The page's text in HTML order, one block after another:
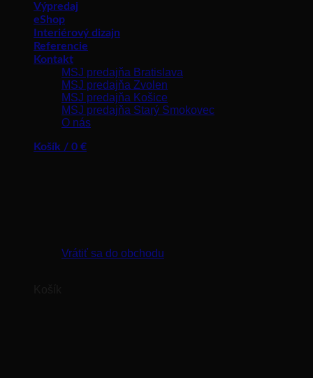
Výpredaj
eShop
Interiérový dizajn
Referencie
Kontakt
MSJ predajňa Bratislava
MSJ predajňa Zvolen
MSJ predajňa Košice
MSJ predajňa Starý Smokovec
O nás
Košík / 0 €
Vrátiť sa do obchodu